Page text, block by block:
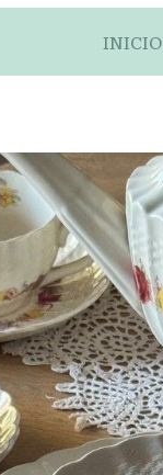
INICIO